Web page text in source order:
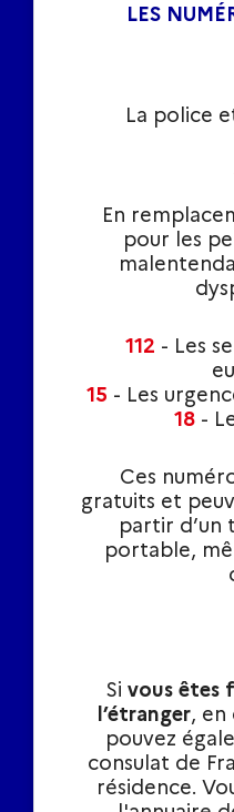
LES
La police
En
pour les
112 - Les
15 - Les
18 -
Ces
gratuits et
partir d’un
portable,
Si vous êtes
l’étranger, en
pouvez
consulat de
résidence.